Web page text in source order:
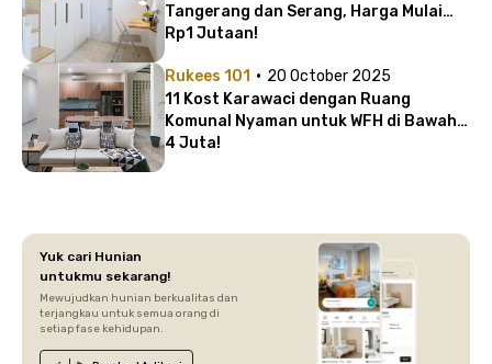
Tangerang dan Serang, Harga Mulai
Rp1 Jutaan!
Rukees 101 · 20 October 2025
11 Kost Karawaci dengan Ruang
Komunal Nyaman untuk WFH di Bawah
4 Juta!
Yuk cari Hunian
untukmu sekarang!
Mewujudkan hunian berkualitas dan
terjangkau untuk semua orang di
setiap fase kehidupan.